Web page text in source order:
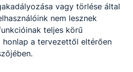
vagy törlése által
nem lesznek
teljes körű
honlap a tervezettől eltérően